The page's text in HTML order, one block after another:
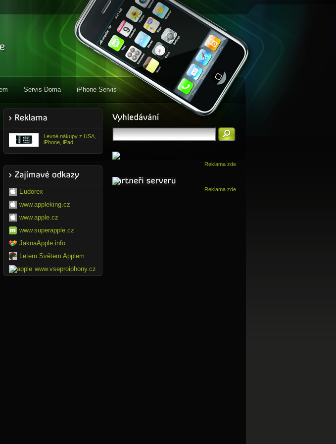
Servis Doma iPhone Servis
Levné nákupy z USA,
iPhone, iPad
Eudorex
www.appleking.cz
www.apple.cz
www.superapple.cz
JaknaApple.info
Letem Světem Applem
www.vseproiphony.cz
Reklama zde
Reklama zde